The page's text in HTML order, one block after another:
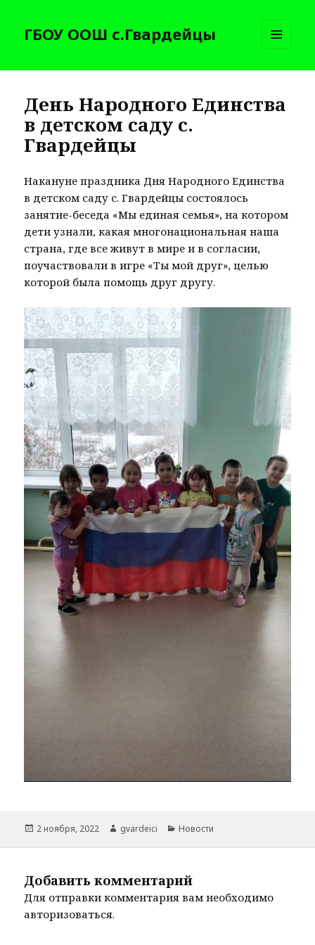
ГБОУ ООШ с.Гвардейцы
И
День Народного Единства
в детском саду с.
Гвардейцы
Накануне праздника Дня Народного Единства
в детском саду с. Гвардейцы состоялось
занятие-беседа «Мы единая семья», на котором
дети узнали, какая многонациональная наша
страна, где все живут в мире и в согласии,
поучаствовали в игре «Ты мой друг», целью
которой была помощь друг другу.
Опубликовано
2 ноября, 2022 Автор
gvardeici Рубрики
Новости
Добавить комментарий
Для отправки комментария вам необходимо
авторизоваться.